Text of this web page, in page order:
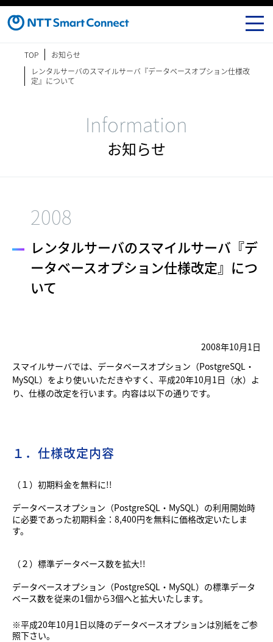
TOP
お知らせ
レンタルサーバのスマイルサーバ『データベースオプション仕様改
定』について
Information
お知らせ
2008
レンタルサーバのスマイルサーバ『デ
ータベースオプション仕様改定』につ
いて
2008年10月1日
スマイルサーバでは、データベースオプション（PostgreSQL・
MySQL）をより使いいただきやすく、平成20年10月1日（水）よ
り、仕様の改定を行います。内容は以下の通りです。
１．仕様改定内容
（１）初期料金を無料に!!
データベースオプション（PostgreSQL・MySQL）の利用開始時
に必要であった初期料金：8,400円を無料に価格改定いたしま
す。
（２）標準データベース数を拡大!!
データベースオプション（PostgreSQL・MySQL）の標準データ
ベース数を従来の1個から3個へと拡大いたします。
※平成20年10月1日以降のデータベースオプションは別紙をご参
照下さい。